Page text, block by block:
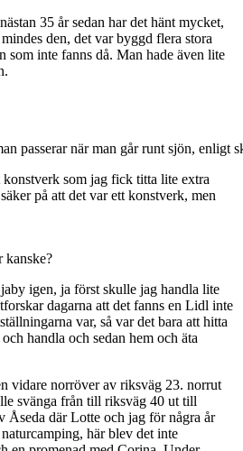
35 år sedan har det hänt mycket,
den, det var byggd flera stora
som inte fanns då. Man hade även lite
passerar när man går runt sjön, enligt
konstverk som jag fick titta lite extra
på att det var ett konstverk, men
kanske?
igen, ja först skulle jag handla lite
dagarna att det fanns en Lidl inte
var, så var det bara att hitta
handla och sedan hem och äta
vidare norröver av riksväg 23. norrut
svänga från till riksväg 40 ut till
Åseda där Lotte och jag för några år
här blev det inte